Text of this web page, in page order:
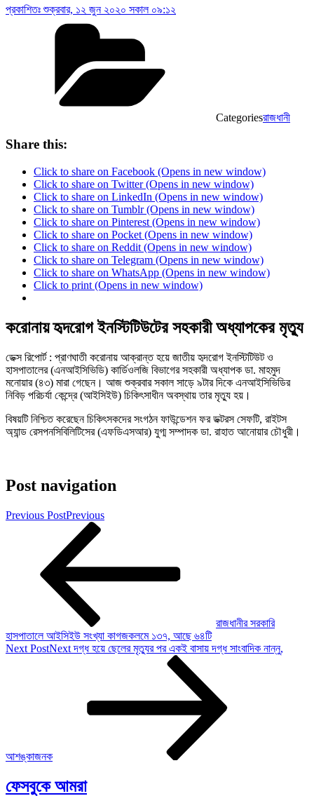
প্রকাশিতঃশুক্রবার, ১২ জুন ২০২০ সকাল ০৯:১২
Categoriesরাজধানী
Share this:
Click to share on Facebook (Opens in new window)
Click to share on Twitter (Opens in new window)
Click to share on LinkedIn (Opens in new window)
Click to share on Tumblr (Opens in new window)
Click to share on Pinterest (Opens in new window)
Click to share on Pocket (Opens in new window)
Click to share on Reddit (Opens in new window)
Click to share on Telegram (Opens in new window)
Click to share on WhatsApp (Opens in new window)
Click to print (Opens in new window)
করোনায় হৃদরোগ ইনস্টিটিউটের সহকারী অধ্যাপকের মৃত্যু
ডেক্স রিপোর্ট : প্রাণঘাতী করোনায় আক্রান্ত হয়ে জাতীয় হৃদরোগ ইনস্টিটিউট ও
হাসপাতালের (এনআইসিভিডি) কার্ডিওলজি বিভাগের সহকারী অধ্যাপক ডা. মাহমুদ
মনোয়ার (৪৩) মারা গেছেন। আজ শুক্রবার সকাল সাড়ে ৯টার দিকে এনআইসিভিডির
নিবিড় পরিচর্যা কেন্দ্রে (আইসিইউ) চিকিৎসাধীন অবস্থায় তার মৃত্যু হয়।
বিষয়টি নিশ্চিত করেছেন চিকিৎসকদের সংগঠন ফাউন্ডেশন ফর ডক্টরস সেফটি, রাইটস
অ্যান্ড রেসপনসিবিলিটিসের (এফডিএসআর) যুগ্ম সম্পাদক ডা. রাহাত আনোয়ার চৌধুরী।
Post navigation
Previous PostPrevious
রাজধানীর সরকারি
হাসপাতালে আইসিইউ সংখ্যা কাগজকলমে ১৩৭, আছে ৬৪টি
Next PostNext দগ্ধ হয়ে ছেলের মৃত্যুর পর একই বাসায় দগ্ধ সাংবাদিক নান্নু,
আশঙ্কাজনক
ফেসবুকে আমরা